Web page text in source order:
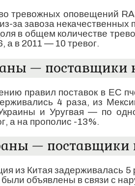
тревожных оповещений
за завоза
в общем количестве
а в 2011 — 10 тревог.
— поставщики
правил поставок в ЕС
4 раза, из
и Уругвая — по
а на прополис -13%.
— поставщики
из Китая задерживалась
были объявлены в связи с